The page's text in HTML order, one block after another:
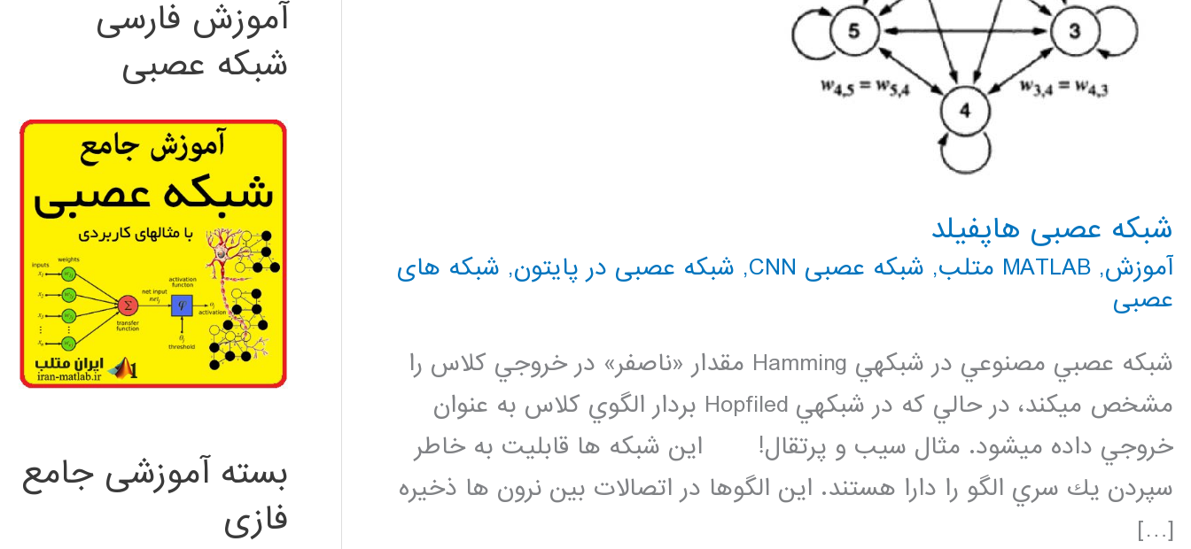
شبکه عصبی هاپفیلد
آموزش, MATLAB متلب , شبکه عصبی CNN , شبکه عصبی در پایتون, شبکه های
عصبی
شبكه عصبي مصنوعي در شبكهي Hamming مقدار «ناصفر» در خروجي كلاس را
مشخص ميكند، در حالي كه در شبكهي Hopfiled بردار الگوي كلاس به عنوان
خروجي داده ميشود. مثال سيب و پرتقال! اين شبكه ها قابليت به خاطر
سپردن يك سري الگو را دارا هستند. اين الگوها در اتصالات بين نرون ها ذخيره
[…]
آموزش فارسی
شبکه عصبی
بسته آموزشی جامع
فازی